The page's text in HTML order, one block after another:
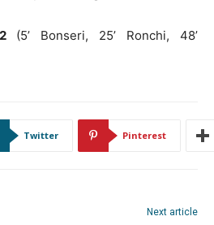
(5’ Bonseri, 25’ Ronchi, 48’
Twitter Pinterest
Next article